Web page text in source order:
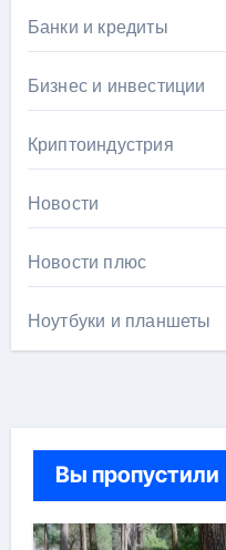
Банки и кредиты
Бизнес и инвестиции
Криптоиндустрия
Новости
Новости плюс
Ноутбуки и планшеты
Вы пропустили